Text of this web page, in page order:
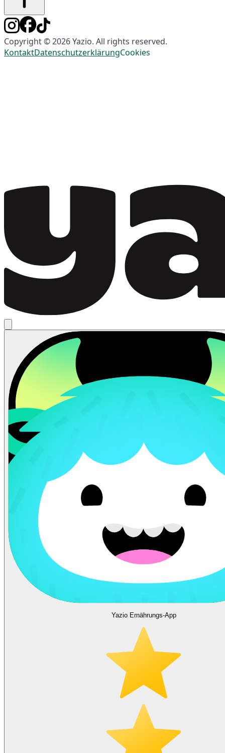
Copyright © 2026 Yazio. All rights reserved.
KontaktDatenschutzerklärungCookies
Yazio Ernährungs-App